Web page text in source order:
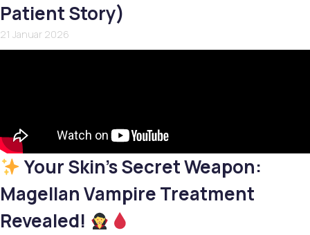
Patient Story)
21 Januar 2026
Your Skin’s Secret Weapon:
Magellan Vampire Treatment
Revealed!